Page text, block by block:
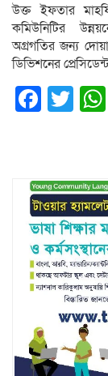
উক্ত ইফতার
কমিউনিটির
অগ্রগতির জন্য
ডিভিশনের